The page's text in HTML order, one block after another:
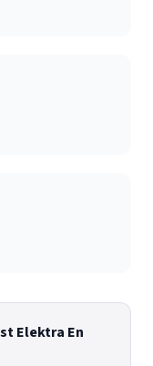
Elektra En